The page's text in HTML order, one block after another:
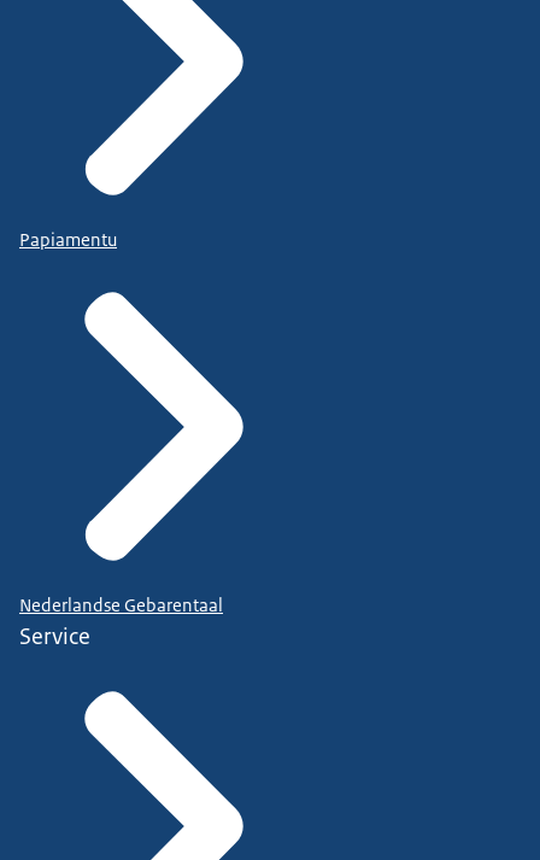
Papiamentu
Nederlandse Gebarentaal
Service